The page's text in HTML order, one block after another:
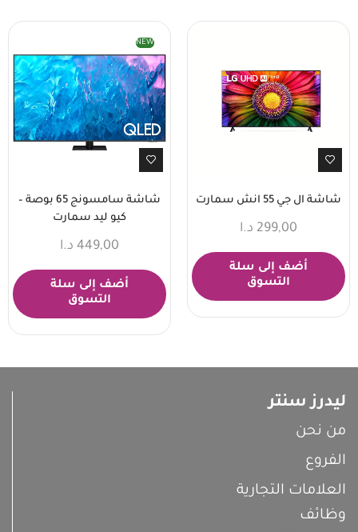
شاشة ال جي 55 انش سمارت
299,00 د.ا
أضف إلى سلة
التسوق
NEW
شاشة سامسونج 65 بوصة –
كيو ليد سمارت
449,00 د.ا
أضف إلى سلة
التسوق
ليدرز سنتر
من نحن
الفروع
العلامات التجارية
وظائف